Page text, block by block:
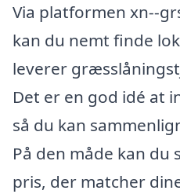
Via platformen xn--
kan du nemt finde
leverer
Det er en god idé at
så du kan
På den måde kan du
pris, der matcher